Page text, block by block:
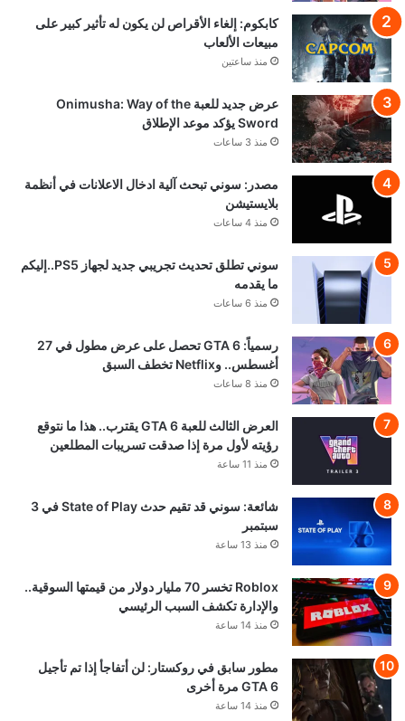
كابكوم: إلغاء الأقراص لن يكون له تأثير كبير على
مبيعات الألعاب
منذ ساعتين
عرض جديد للعبة Onimusha: Way of the
Sword يؤكد موعد الإطلاق
منذ 3 ساعات
مصدر: سوني تبحث آلية ادخال الاعلانات في أنظمة
بلايستيشن
منذ 4 ساعات
سوني تطلق تحديث تجريبي جديد لجهاز PS5..إليكم
ما يقدمه
منذ 6 ساعات
رسمياً: GTA 6 تحصل على عرض مطول في 27
أغسطس.. وNetflix تخطف السبق
منذ 8 ساعات
العرض الثالث للعبة GTA 6 يقترب.. هذا ما نتوقع
رؤيته لأول مرة إذا صدقت تسريبات المطلعين
منذ 11 ساعة
شائعة: سوني قد تقيم حدث State of Play في 3
سبتمبر
منذ 13 ساعة
Roblox تخسر 70 مليار دولار من قيمتها السوقية..
والإدارة تكشف السبب الرئيسي
منذ 14 ساعة
مطور سابق في روكستار: لن أتفاجأ إذا تم تأجيل
GTA 6 مرة أخرى
منذ 14 ساعة